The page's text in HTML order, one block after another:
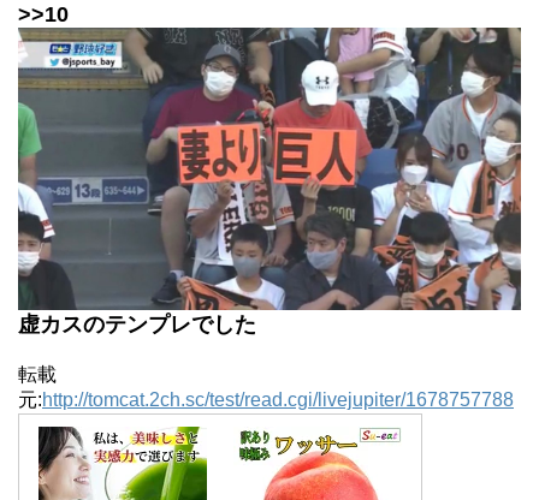
>>10
虚カスのテンプレでした
転載
元:http://tomcat.2ch.sc/test/read.cgi/livejupiter/1678757788